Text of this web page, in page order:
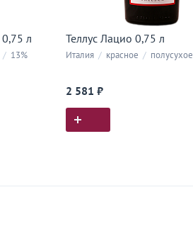
л
/ 13%
Теллус Лацио 0,75 л
Италия / красное / полусухое
2 581 ₽